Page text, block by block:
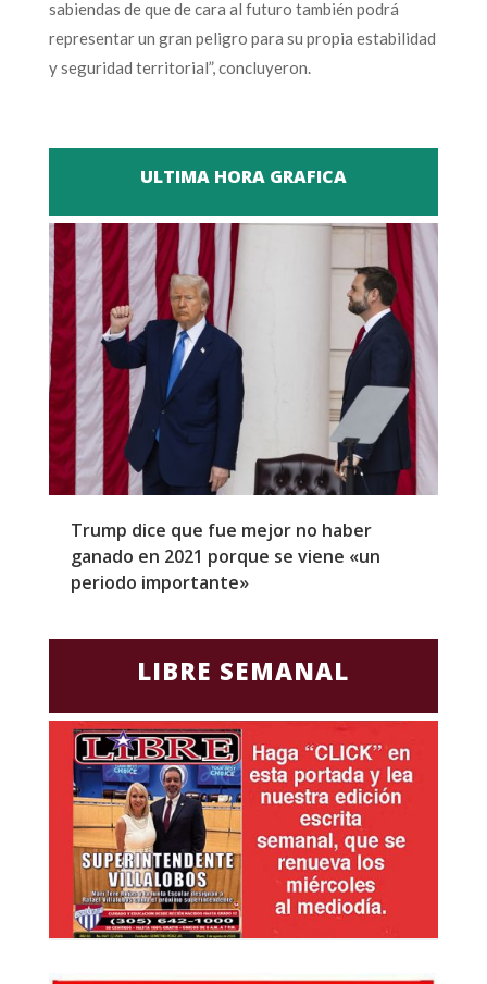
sabiendas de que de cara al futuro también podrá
representar un gran peligro para su propia estabilidad
y seguridad territorial”, concluyeron.
ULTIMA HORA GRAFICA
Trump dice que fue mejor no haber
ganado en 2021 porque se viene «un
periodo importante»
LIBRE SEMANAL